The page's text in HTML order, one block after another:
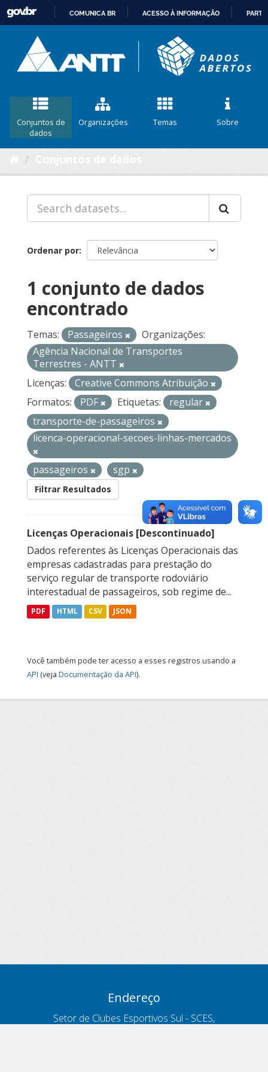
CONTEÚDO
COMUNICA BR ACESSO À INFORMAÇÃO
Conjuntos de
dados
Organizações Temas Sobre
Ordenar por
1 conjunto de dados
encontrado
Temas: Passageiros
Organizações:
Agência Nacional de Transportes
Terrestres - ANTT
Licenças:
Creative Commons Atribuição
Formatos:
PDF Etiquetas:
regular
transporte-de-passageiros
licenca-operacional-secoes-linhas-mercados
passageiros sgp
Filtrar Resultados
Licenças Operacionais [Descontinuado]
Dados referentes às Licenças Operacionais das
empresas cadastradas para prestação do
serviço regular de transporte rodoviário
interestadual de passageiros, sob regime de...
PDF HTML CSV JSON
Você também pode ter acesso a esses registros usando a
API (veja Documentação da API).
Endereço
Setor de Clubes Esportivos Sul - SCES,